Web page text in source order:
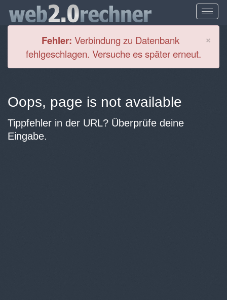
×
Fehler: Verbindung zu Datenbank
fehlgeschlagen. Versuche es später erneut.
Oops, page is not available
Tippfehler in der URL? Überprüfe deine
Eingabe.